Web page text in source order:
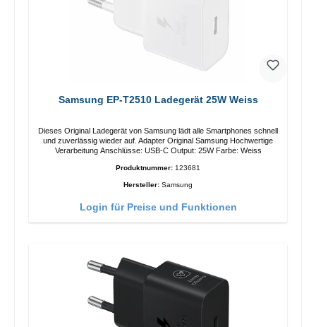
Samsung EP-T2510 Ladegerät 25W Weiss
Dieses Original Ladegerät von Samsung lädt alle Smartphones schnell
und zuverlässig wieder auf. Adapter Original Samsung Hochwertige
Verarbeitung Anschlüsse: USB-C Output: 25W Farbe: Weiss
Produktnummer: 123681
Hersteller: Samsung
Login für Preise und Funktionen